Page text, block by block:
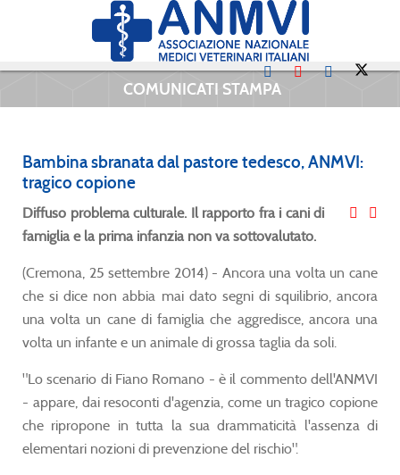
COMUNICATI STAMPA
Bambina sbranata dal pastore tedesco, ANMVI:
tragico copione
Diffuso problema culturale. Il rapporto fra i cani di
famiglia e la prima infanzia non va sottovalutato.
(Cremona, 25 settembre 2014) - Ancora una volta un cane
che si dice non abbia mai dato segni di squilibrio, ancora
una volta un cane di famiglia che aggredisce, ancora una
volta un infante e un animale di grossa taglia da soli.
"Lo scenario di Fiano Romano - è il commento dell'ANMVI
- appare, dai resoconti d'agenzia, come un tragico copione
che ripropone in tutta la sua drammaticità l'assenza di
elementari nozioni di prevenzione del rischio".